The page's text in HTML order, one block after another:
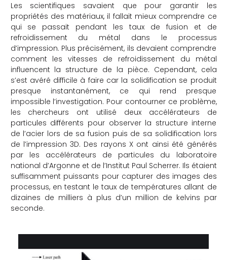
Les scientifiques savaient que pour garantir les
propriétés des matériaux, il fallait mieux comprendre ce
qui se passait pendant les taux de fusion et de
refroidissement du métal dans le processus
d’impression. Plus précisément, ils devaient comprendre
comment les vitesses de refroidissement du métal
influencent la structure de la pièce. Cependant, cela
s’est avéré difficile à faire car la solidification se produit
presque instantanément, ce qui rend presque
impossible l’investigation. Pour contourner ce problème,
les chercheurs ont utilisé deux accélérateurs de
particules différents pour observer la structure interne
de l’acier lors de sa fusion puis de sa solidification lors
de l’impression 3D. Des rayons X ont ainsi été générés
par les accélérateurs de particules du laboratoire
national d’Argonne et de l’Institut Paul Scherrer. Ils étaient
suffisamment puissants pour capturer des images des
processus, en testant le taux de températures allant de
dizaines de milliers à plus d’un million de kelvins par
seconde.